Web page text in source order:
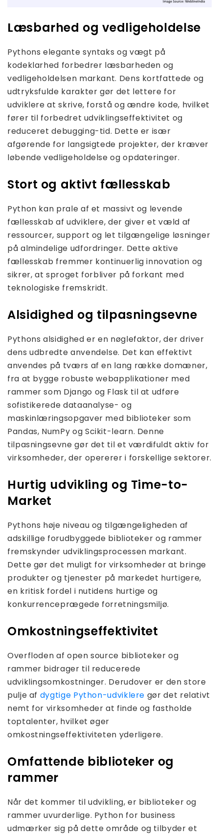
Læsbarhed og vedligeholdelse
Pythons elegante syntaks og vægt på
kodeklarhed forbedrer læsbarheden og
vedligeholdelsen markant. Dens kortfattede og
udtryksfulde karakter gør det lettere for
udviklere at skrive, forstå og ændre kode, hvilket
fører til forbedret udviklingseffektivitet og
reduceret debugging-tid. Dette er især
afgørende for langsigtede projekter, der kræver
løbende vedligeholdelse og opdateringer.
Stort og aktivt fællesskab
Python kan prale af et massivt og levende
fællesskab af udviklere, der giver et væld af
ressourcer, support og let tilgængelige løsninger
på almindelige udfordringer. Dette aktive
fællesskab fremmer kontinuerlig innovation og
sikrer, at sproget forbliver på forkant med
teknologiske fremskridt.
Alsidighed og tilpasningsevne
Pythons alsidighed er en nøglefaktor, der driver
dens udbredte anvendelse. Det kan effektivt
anvendes på tværs af en lang række domæner,
fra at bygge robuste webapplikationer med
rammer som Django og Flask til at udføre
sofistikerede dataanalyse- og
maskinlæringsopgaver med biblioteker som
Pandas, NumPy og Scikit-learn. Denne
tilpasningsevne gør det til et værdifuldt aktiv for
virksomheder, der opererer i forskellige sektorer.
Hurtig udvikling og Time-to-
Market
Pythons høje niveau og tilgængeligheden af ​​
adskillige forudbyggede biblioteker og rammer
fremskynder udviklingsprocessen markant.
Dette gør det muligt for virksomheder at bringe
produkter og tjenester på markedet hurtigere,
en kritisk fordel i nutidens hurtige og
konkurrenceprægede forretningsmiljø.
Omkostningseffektivitet
Overfloden af ​​open source biblioteker og
rammer bidrager til reducerede
udviklingsomkostninger. Derudover er den store
pulje af dygtige Python-udviklere gør det relativt
nemt for virksomheder at finde og fastholde
toptalenter, hvilket øger
omkostningseffektiviteten yderligere.
Omfattende biblioteker og
rammer
Når det kommer til udvikling, er biblioteker og
rammer uvurderlige. Python for business
udmærker sig på dette område og tilbyder et